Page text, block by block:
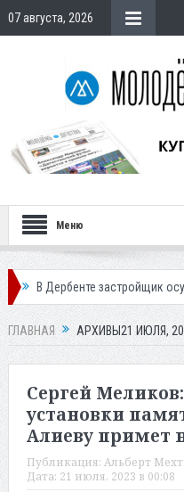
07 августа, 2026
Меню
застройщик осужден за
ГЛАВНАЯ АРХИВЫ21 ИЮЛЯ,
Сергей
установки
Алиеву примет
Публикация: Альберт
Дата: 21 июля, 2023 в 00:08